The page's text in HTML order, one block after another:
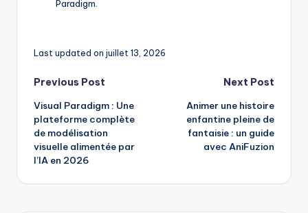
Paradigm.
Last updated on juillet 13, 2026
Post
navigation
Previous Post
Visual Paradigm : Une
plateforme complète
de modélisation
visuelle alimentée par
l’IA en 2026
Next Post
Animer une histoire
enfantine pleine de
fantaisie : un guide
avec AniFuzion